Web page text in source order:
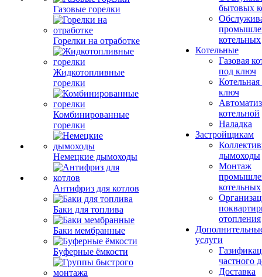
Газовые горелки
Горелки на отработке
Жидкотопливные
горелки
Комбинированные
горелки
Немецкие дымоходы
Антифриз для котлов
Баки для топлива
Баки мембранные
Буферные ёмкости
бытовых
котельных
Котельные
Газовая
под ключ
ключ
котельной
Наладка
Застройщикам
дымоходы
Монтаж
котельных
отопления
услуги
частного
Доставка